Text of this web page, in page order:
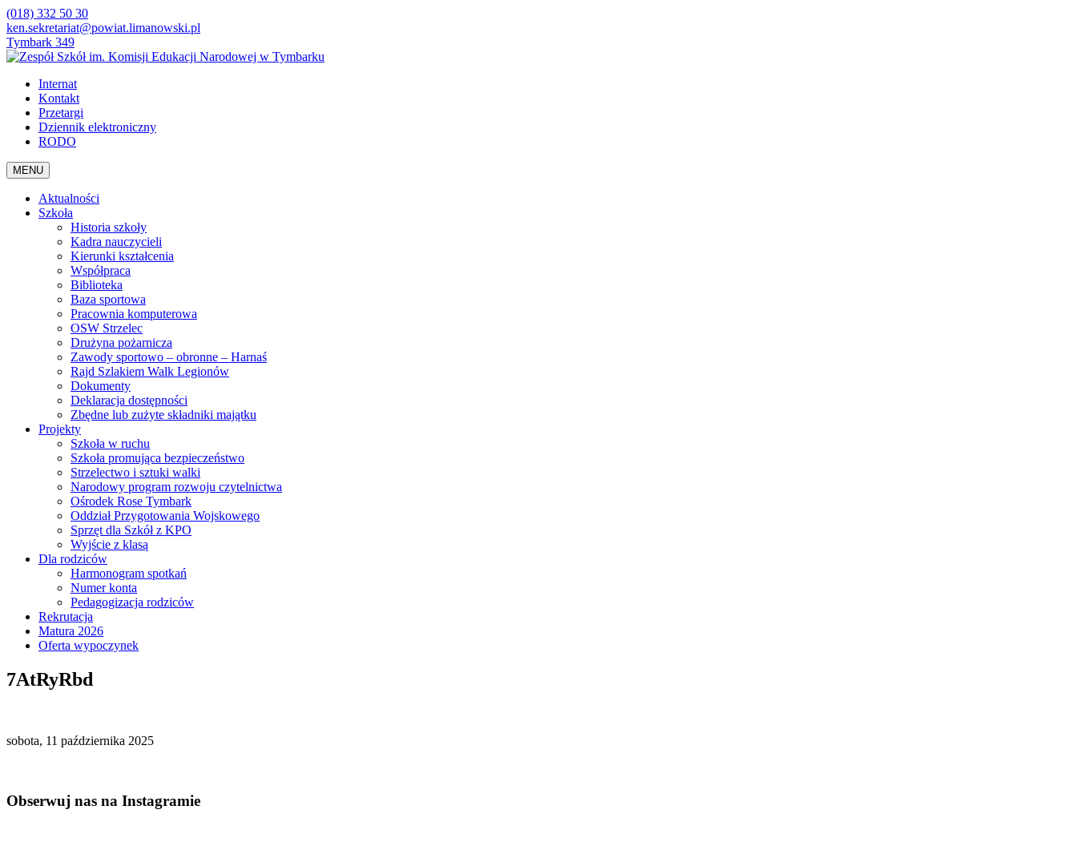
(018) 332 50 30
ken.sekretariat@powiat.limanowski.pl
Tymbark 349
Internat
Kontakt
Przetargi
Dziennik elektroniczny
RODO
MENU
Aktualności
Szkoła
Historia szkoły
Kadra nauczycieli
Kierunki kształcenia
Współpraca
Biblioteka
Baza sportowa
Pracownia komputerowa
OSW Strzelec
Drużyna pożarnicza
Zawody sportowo – obronne – Harnaś
Rajd Szlakiem Walk Legionów
Dokumenty
Deklaracja dostępności
Zbędne lub zużyte składniki majątku
Projekty
Szkoła w ruchu
Szkoła promująca bezpieczeństwo
Strzelectwo i sztuki walki
Narodowy program rozwoju czytelnictwa
Ośrodek Rose Tymbark
Oddział Przygotowania Wojskowego
Sprzęt dla Szkół z KPO
Wyjście z klasą
Dla rodziców
Harmonogram spotkań
Numer konta
Pedagogizacja rodziców
Rekrutacja
Matura 2026
Oferta wypoczynek
7AtRyRbd
sobota, 11 października 2025
Obserwuj nas na Instagramie